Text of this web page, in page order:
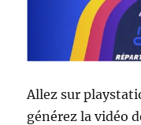
Allez sur
générez la vidéo